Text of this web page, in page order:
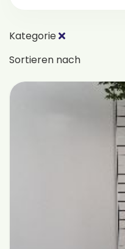
Kategorie
Sortieren nach